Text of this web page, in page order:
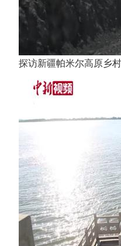
探访新疆帕米尔高原乡